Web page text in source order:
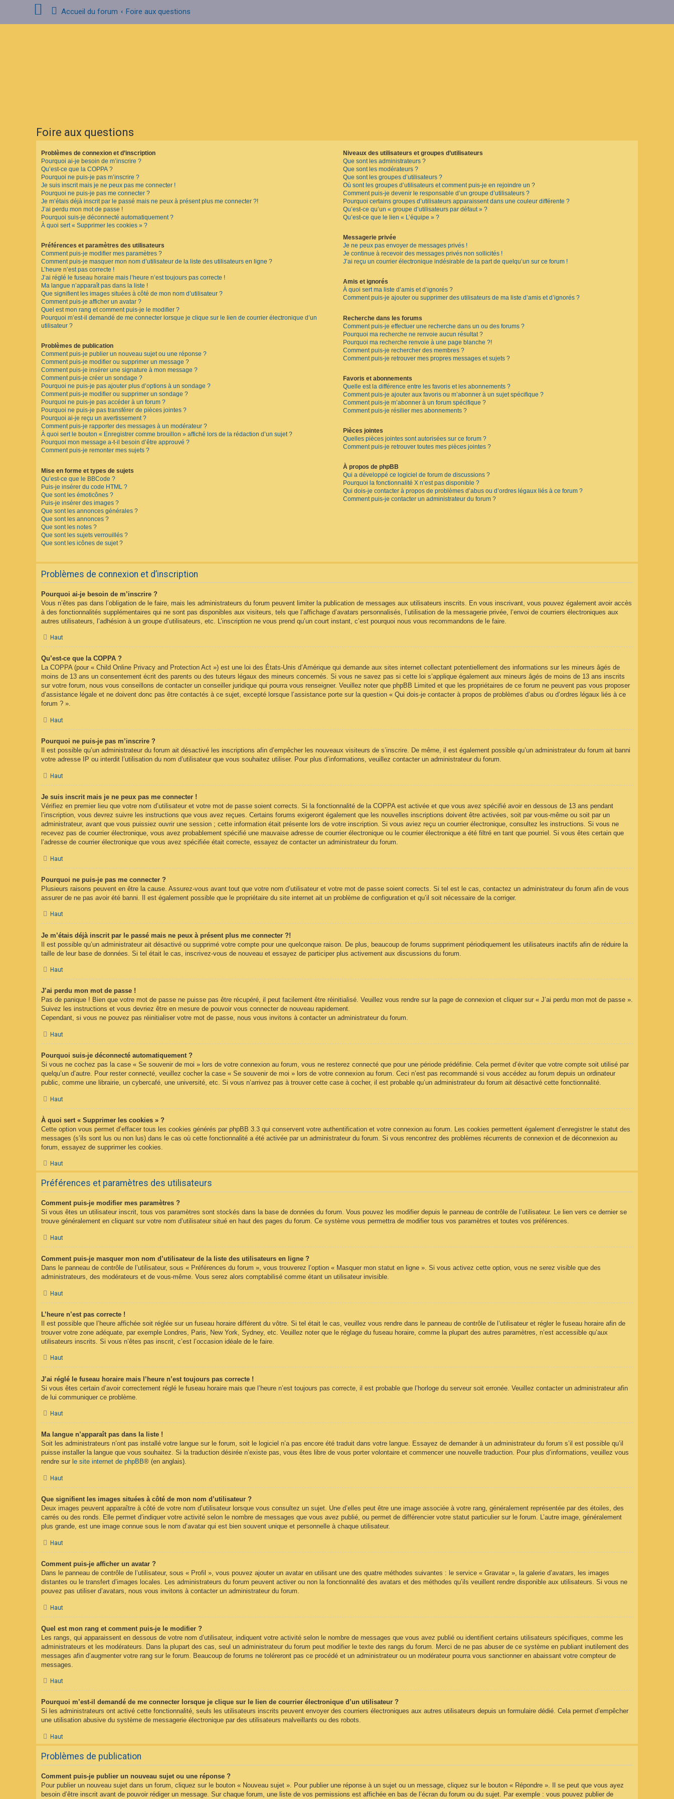
Accueil du forum Foire aux questions
Foire aux questions
Problèmes de connexion et d’inscription
Pourquoi ai-je besoin de m’inscrire ?
Qu’est-ce que la COPPA ?
Pourquoi ne puis-je pas m’inscrire ?
Je suis inscrit mais je ne peux pas me connecter !
Pourquoi ne puis-je pas me connecter ?
Je m’étais déjà inscrit par le passé mais ne peux à présent plus me connecter ?!
J’ai perdu mon mot de passe !
Pourquoi suis-je déconnecté automatiquement ?
À quoi sert « Supprimer les cookies » ?
Préférences et paramètres des utilisateurs
Comment puis-je modifier mes paramètres ?
Comment puis-je masquer mon nom d’utilisateur de la liste des utilisateurs en ligne ?
L’heure n’est pas correcte !
J’ai réglé le fuseau horaire mais l’heure n’est toujours pas correcte !
Ma langue n’apparaît pas dans la liste !
Que signifient les images situées à côté de mon nom d’utilisateur ?
Comment puis-je afficher un avatar ?
Quel est mon rang et comment puis-je le modifier ?
Pourquoi m’est-il demandé de me connecter lorsque je clique sur le lien de courrier électronique d’un
utilisateur ?
Problèmes de publication
Comment puis-je publier un nouveau sujet ou une réponse ?
Comment puis-je modifier ou supprimer un message ?
Comment puis-je insérer une signature à mon message ?
Comment puis-je créer un sondage ?
Pourquoi ne puis-je pas ajouter plus d’options à un sondage ?
Comment puis-je modifier ou supprimer un sondage ?
Pourquoi ne puis-je pas accéder à un forum ?
Pourquoi ne puis-je pas transférer de pièces jointes ?
Pourquoi ai-je reçu un avertissement ?
Comment puis-je rapporter des messages à un modérateur ?
À quoi sert le bouton « Enregistrer comme brouillon » affiché lors de la rédaction d’un sujet ?
Pourquoi mon message a-t-il besoin d’être approuvé ?
Comment puis-je remonter mes sujets ?
Mise en forme et types de sujets
Qu’est-ce que le BBCode ?
Puis-je insérer du code HTML ?
Que sont les émoticônes ?
Puis-je insérer des images ?
Que sont les annonces générales ?
Que sont les annonces ?
Que sont les notes ?
Que sont les sujets verrouillés ?
Que sont les icônes de sujet ?
Niveaux des utilisateurs et groupes d’utilisateurs
Que sont les administrateurs ?
Que sont les modérateurs ?
Que sont les groupes d’utilisateurs ?
Où sont les groupes d’utilisateurs et comment puis-je en rejoindre un ?
Comment puis-je devenir le responsable d’un groupe d’utilisateurs ?
Pourquoi certains groupes d’utilisateurs apparaissent dans une couleur différente ?
Qu’est-ce qu’un « groupe d’utilisateurs par défaut » ?
Qu’est-ce que le lien « L’équipe » ?
Messagerie privée
Je ne peux pas envoyer de messages privés !
Je continue à recevoir des messages privés non sollicités !
J’ai reçu un courrier électronique indésirable de la part de quelqu’un sur ce forum !
Amis et ignorés
À quoi sert ma liste d’amis et d’ignorés ?
Comment puis-je ajouter ou supprimer des utilisateurs de ma liste d’amis et d’ignorés ?
Recherche dans les forums
Comment puis-je effectuer une recherche dans un ou des forums ?
Pourquoi ma recherche ne renvoie aucun résultat ?
Pourquoi ma recherche renvoie à une page blanche ?!
Comment puis-je rechercher des membres ?
Comment puis-je retrouver mes propres messages et sujets ?
Favoris et abonnements
Quelle est la différence entre les favoris et les abonnements ?
Comment puis-je ajouter aux favoris ou m’abonner à un sujet spécifique ?
Comment puis-je m’abonner à un forum spécifique ?
Comment puis-je résilier mes abonnements ?
Pièces jointes
Quelles pièces jointes sont autorisées sur ce forum ?
Comment puis-je retrouver toutes mes pièces jointes ?
À propos de phpBB
Qui a développé ce logiciel de forum de discussions ?
Pourquoi la fonctionnalité X n’est pas disponible ?
Qui dois-je contacter à propos de problèmes d’abus ou d’ordres légaux liés à ce forum ?
Comment puis-je contacter un administrateur du forum ?
Problèmes de connexion et d’inscription
Pourquoi ai-je besoin de m’inscrire ?
Vous n’êtes pas dans l’obligation de le faire, mais les administrateurs du forum peuvent limiter la publication de messages aux utilisateurs inscrits. En vous inscrivant, vous pouvez également avoir accès
à des fonctionnalités supplémentaires qui ne sont pas disponibles aux visiteurs, tels que l’affichage d’avatars personnalisés, l’utilisation de la messagerie privée, l’envoi de courriers électroniques aux
autres utilisateurs, l’adhésion à un groupe d’utilisateurs, etc. L’inscription ne vous prend qu’un court instant, c’est pourquoi nous vous recommandons de le faire.
Haut
Qu’est-ce que la COPPA ?
La COPPA (pour « Child Online Privacy and Protection Act ») est une loi des États-Unis d’Amérique qui demande aux sites internet collectant potentiellement des informations sur les mineurs âgés de
moins de 13 ans un consentement écrit des parents ou des tuteurs légaux des mineurs concernés. Si vous ne savez pas si cette loi s’applique également aux mineurs âgés de moins de 13 ans inscrits
sur votre forum, nous vous conseillons de contacter un conseiller juridique qui pourra vous renseigner. Veuillez noter que phpBB Limited et que les propriétaires de ce forum ne peuvent pas vous proposer
d’assistance légale et ne doivent donc pas être contactés à ce sujet, excepté lorsque l’assistance porte sur la question « Qui dois-je contacter à propos de problèmes d’abus ou d’ordres légaux liés à ce
forum ? ».
Haut
Pourquoi ne puis-je pas m’inscrire ?
Il est possible qu’un administrateur du forum ait désactivé les inscriptions afin d’empêcher les nouveaux visiteurs de s’inscrire. De même, il est également possible qu’un administrateur du forum ait banni
votre adresse IP ou interdit l’utilisation du nom d’utilisateur que vous souhaitez utiliser. Pour plus d’informations, veuillez contacter un administrateur du forum.
Haut
Je suis inscrit mais je ne peux pas me connecter !
Vérifiez en premier lieu que votre nom d’utilisateur et votre mot de passe soient corrects. Si la fonctionnalité de la COPPA est activée et que vous avez spécifié avoir en dessous de 13 ans pendant
l’inscription, vous devrez suivre les instructions que vous avez reçues. Certains forums exigeront également que les nouvelles inscriptions doivent être activées, soit par vous-même ou soit par un
administrateur, avant que vous puissiez ouvrir une session ; cette information était présente lors de votre inscription. Si vous aviez reçu un courrier électronique, consultez les instructions. Si vous ne
recevez pas de courrier électronique, vous avez probablement spécifié une mauvaise adresse de courrier électronique ou le courrier électronique a été filtré en tant que pourriel. Si vous êtes certain que
l’adresse de courrier électronique que vous avez spécifiée était correcte, essayez de contacter un administrateur du forum.
Haut
Pourquoi ne puis-je pas me connecter ?
Plusieurs raisons peuvent en être la cause. Assurez-vous avant tout que votre nom d’utilisateur et votre mot de passe soient corrects. Si tel est le cas, contactez un administrateur du forum afin de vous
assurer de ne pas avoir été banni. Il est également possible que le propriétaire du site internet ait un problème de configuration et qu’il soit nécessaire de la corriger.
Haut
Je m’étais déjà inscrit par le passé mais ne peux à présent plus me connecter ?!
Il est possible qu’un administrateur ait désactivé ou supprimé votre compte pour une quelconque raison. De plus, beaucoup de forums suppriment périodiquement les utilisateurs inactifs afin de réduire la
taille de leur base de données. Si tel était le cas, inscrivez-vous de nouveau et essayez de participer plus activement aux discussions du forum.
Haut
J’ai perdu mon mot de passe !
Pas de panique ! Bien que votre mot de passe ne puisse pas être récupéré, il peut facilement être réinitialisé. Veuillez vous rendre sur la page de connexion et cliquer sur « J’ai perdu mon mot de passe ».
Suivez les instructions et vous devriez être en mesure de pouvoir vous connecter de nouveau rapidement.
Cependant, si vous ne pouvez pas réinitialiser votre mot de passe, nous vous invitons à contacter un administrateur du forum.
Haut
Pourquoi suis-je déconnecté automatiquement ?
Si vous ne cochez pas la case « Se souvenir de moi » lors de votre connexion au forum, vous ne resterez connecté que pour une période prédéfinie. Cela permet d’éviter que votre compte soit utilisé par
quelqu’un d’autre. Pour rester connecté, veuillez cocher la case « Se souvenir de moi » lors de votre connexion au forum. Ceci n’est pas recommandé si vous accédez au forum depuis un ordinateur
public, comme une librairie, un cybercafé, une université, etc. Si vous n’arrivez pas à trouver cette case à cocher, il est probable qu’un administrateur du forum ait désactivé cette fonctionnalité.
Haut
À quoi sert « Supprimer les cookies » ?
Cette option vous permet d’effacer tous les cookies générés par phpBB 3.3 qui conservent votre authentification et votre connexion au forum. Les cookies permettent également d’enregistrer le statut des
messages (s’ils sont lus ou non lus) dans le cas où cette fonctionnalité a été activée par un administrateur du forum. Si vous rencontrez des problèmes récurrents de connexion et de déconnexion au
forum, essayez de supprimer les cookies.
Haut
Préférences et paramètres des utilisateurs
Comment puis-je modifier mes paramètres ?
Si vous êtes un utilisateur inscrit, tous vos paramètres sont stockés dans la base de données du forum. Vous pouvez les modifier depuis le panneau de contrôle de l’utilisateur. Le lien vers ce dernier se
trouve généralement en cliquant sur votre nom d’utilisateur situé en haut des pages du forum. Ce système vous permettra de modifier tous vos paramètres et toutes vos préférences.
Haut
Comment puis-je masquer mon nom d’utilisateur de la liste des utilisateurs en ligne ?
Dans le panneau de contrôle de l’utilisateur, sous « Préférences du forum », vous trouverez l’option « Masquer mon statut en ligne ». Si vous activez cette option, vous ne serez visible que des
administrateurs, des modérateurs et de vous-même. Vous serez alors comptabilisé comme étant un utilisateur invisible.
Haut
L’heure n’est pas correcte !
Il est possible que l’heure affichée soit réglée sur un fuseau horaire différent du vôtre. Si tel était le cas, veuillez vous rendre dans le panneau de contrôle de l’utilisateur et régler le fuseau horaire afin de
trouver votre zone adéquate, par exemple Londres, Paris, New York, Sydney, etc. Veuillez noter que le réglage du fuseau horaire, comme la plupart des autres paramètres, n’est accessible qu’aux
utilisateurs inscrits. Si vous n’êtes pas inscrit, c’est l’occasion idéale de le faire.
Haut
J’ai réglé le fuseau horaire mais l’heure n’est toujours pas correcte !
Si vous êtes certain d’avoir correctement réglé le fuseau horaire mais que l’heure n’est toujours pas correcte, il est probable que l’horloge du serveur soit erronée. Veuillez contacter un administrateur afin
de lui communiquer ce problème.
Haut
Ma langue n’apparaît pas dans la liste !
Soit les administrateurs n’ont pas installé votre langue sur le forum, soit le logiciel n’a pas encore été traduit dans votre langue. Essayez de demander à un administrateur du forum s’il est possible qu’il
puisse installer la langue que vous souhaitez. Si la traduction désirée n’existe pas, vous êtes libre de vous porter volontaire et commencer une nouvelle traduction. Pour plus d’informations, veuillez vous
rendre sur le site internet de phpBB® (en anglais).
Haut
Que signifient les images situées à côté de mon nom d’utilisateur ?
Deux images peuvent apparaître à côté de votre nom d’utilisateur lorsque vous consultez un sujet. Une d’elles peut être une image associée à votre rang, généralement représentée par des étoiles, des
carrés ou des ronds. Elle permet d’indiquer votre activité selon le nombre de messages que vous avez publié, ou permet de différencier votre statut particulier sur le forum. L’autre image, généralement
plus grande, est une image connue sous le nom d’avatar qui est bien souvent unique et personnelle à chaque utilisateur.
Haut
Comment puis-je afficher un avatar ?
Dans le panneau de contrôle de l’utilisateur, sous « Profil », vous pouvez ajouter un avatar en utilisant une des quatre méthodes suivantes : le service « Gravatar », la galerie d’avatars, les images
distantes ou le transfert d’images locales. Les administrateurs du forum peuvent activer ou non la fonctionnalité des avatars et des méthodes qu’ils veuillent rendre disponible aux utilisateurs. Si vous ne
pouvez pas utiliser d’avatars, nous vous invitons à contacter un administrateur du forum.
Haut
Quel est mon rang et comment puis-je le modifier ?
Les rangs, qui apparaissent en dessous de votre nom d’utilisateur, indiquent votre activité selon le nombre de messages que vous avez publié ou identifient certains utilisateurs spécifiques, comme les
administrateurs et les modérateurs. Dans la plupart des cas, seul un administrateur du forum peut modifier le texte des rangs du forum. Merci de ne pas abuser de ce système en publiant inutilement des
messages afin d’augmenter votre rang sur le forum. Beaucoup de forums ne toléreront pas ce procédé et un administrateur ou un modérateur pourra vous sanctionner en abaissant votre compteur de
messages.
Haut
Pourquoi m’est-il demandé de me connecter lorsque je clique sur le lien de courrier électronique d’un utilisateur ?
Si les administrateurs ont activé cette fonctionnalité, seuls les utilisateurs inscrits peuvent envoyer des courriers électroniques aux autres utilisateurs depuis un formulaire dédié. Cela permet d’empêcher
une utilisation abusive du système de messagerie électronique par des utilisateurs malveillants ou des robots.
Haut
Problèmes de publication
Comment puis-je publier un nouveau sujet ou une réponse ?
Pour publier un nouveau sujet dans un forum, cliquez sur le bouton « Nouveau sujet ». Pour publier une réponse à un sujet ou un message, cliquez sur le bouton « Répondre ». Il se peut que vous ayez
besoin d’être inscrit avant de pouvoir rédiger un message. Sur chaque forum, une liste de vos permissions est affichée en bas de l’écran du forum ou du sujet. Par exemple : vous pouvez publier de